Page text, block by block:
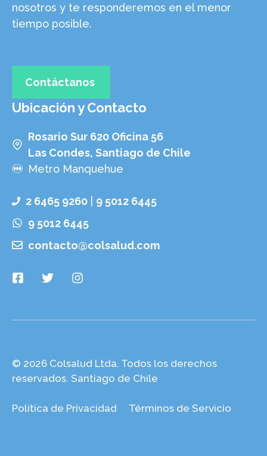
nosotros y te responderemos en el menor
tiempo posible.
Contáctanos
Ubicación y Contacto
Rosario Sur 620 Oficina 56
Las Condes, Santiago de Chile
Metro Manquehue
2 6465 9260
9 5012 6445
9 5012 6445
contacto@colsalud.com
© 2026 Colsalud Ltda. Todos los derechos
reservados. Santiago de Chile
Política de Privacidad Términos de Servicio